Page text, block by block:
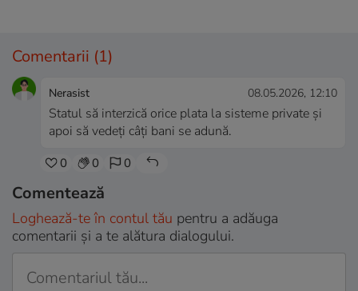
Comentarii (1)
Nerasist 08.05.2026, 12:10
Statul să interzică orice plata la sisteme private și
apoi să vedeți câți bani se adună.
0 0 0
Comentează
Loghează-te în contul tău pentru a adăuga
comentarii și a te alătura dialogului.